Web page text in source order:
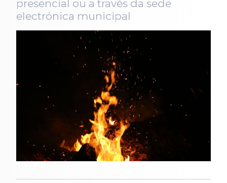
presencial ou a través da sede
electrónica municipal